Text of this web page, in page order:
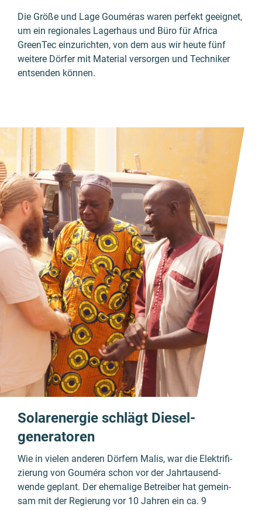
Die Größe und Lage Gouméras waren perfekt geeignet,
um ein regionales Lager­haus und Büro für Africa
GreenTec einzu­richten, von dem aus wir heute fünf
weitere Dörfer mit Material versorgen und Techniker
entsenden können.
Solar­energie schlägt Diesel­
generatoren
Wie in vielen anderen Dörfern Malis, war die Elektri­fi­
zierung von Gouméra schon vor der Jahr­tausend­
wende geplant. Der ehemalige Betrei­ber hat gemein­
sam mit der Regie­rung vor 10 Jahren ein ca. 9